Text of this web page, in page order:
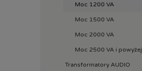
Moc 1200 VA
Moc 1500 VA
Moc 2000 VA
Moc 2500 VA i powyżej
Transformatory AUDIO